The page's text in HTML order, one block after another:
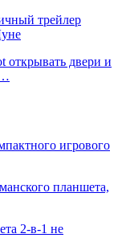
трейлер
открывать двери и
игрового
планшета,
2-в-1 не